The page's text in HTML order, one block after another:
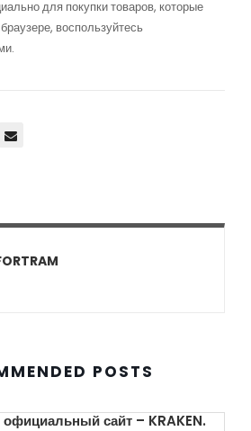
для покупки товаров, которые
воспользуйтесь
POSTS
сайт – KRAKEN.